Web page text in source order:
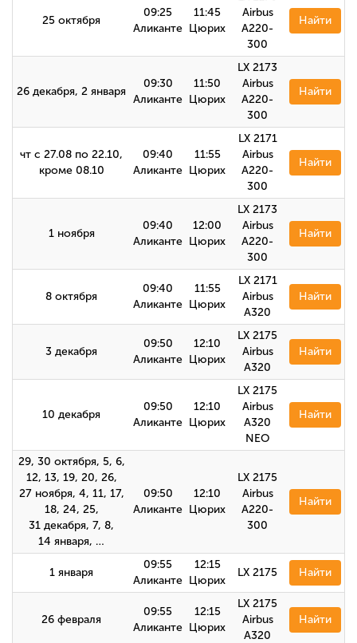
25 октября
09:25
Аликанте
11:45
Цюрих
Airbus
A220-
300
Найти
26 декабря, 2 января
09:30
Аликанте
11:50
Цюрих
LX 2173
Airbus
A220-
300
Найти
чт с 27.08 по 22.10,
кроме 08.10
09:40
Аликанте
11:55
Цюрих
LX 2171
Airbus
A220-
300
Найти
1 ноября
09:40
Аликанте
12:00
Цюрих
LX 2173
Airbus
A220-
300
Найти
8 октября
09:40
Аликанте
11:55
Цюрих
LX 2171
Airbus
A320
Найти
3 декабря
09:50
Аликанте
12:10
Цюрих
LX 2175
Airbus
А320
Найти
10 декабря
09:50
Аликанте
12:10
Цюрих
LX 2175
Airbus
A320
NEO
Найти
29, 30 октября, 5, 6,
12, 13, 19, 20, 26,
27 ноября, 4, 11, 17,
18, 24, 25,
31 декабря, 7, 8,
14 января, …
09:50
Аликанте
12:10
Цюрих
LX 2175
Airbus
A220-
300
Найти
1 января
09:55
Аликанте
12:15
Цюрих
LX 2175 Найти
26 февраля
09:55
Аликанте
12:15
Цюрих
LX 2175
Airbus
А320
Найти